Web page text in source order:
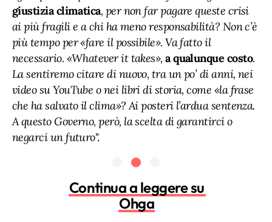
giustizia climatica, per non far pagare queste crisi
ai più fragili e a chi ha meno responsabilità? Non c’è
più tempo per «fare il possibile». Va fatto il
necessario. «Whatever it takes»,a qualunque costo.
La sentiremo citare di nuovo, tra un po’ di anni, nei
video su YouTube o nei libri di storia, come «la frase
che ha salvato il clima»? Ai posteri l’ardua sentenza.
A questo Governo, però, la scelta di garantirci o
negarci un futuro".
Continua a leggere su
Ohga